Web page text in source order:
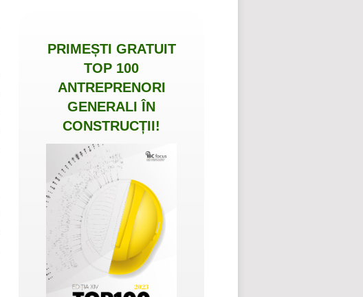
PRIMEȘTI GRATUIT
TOP 100
ANTREPRENORI
GENERALI ÎN
CONSTRUCȚII!